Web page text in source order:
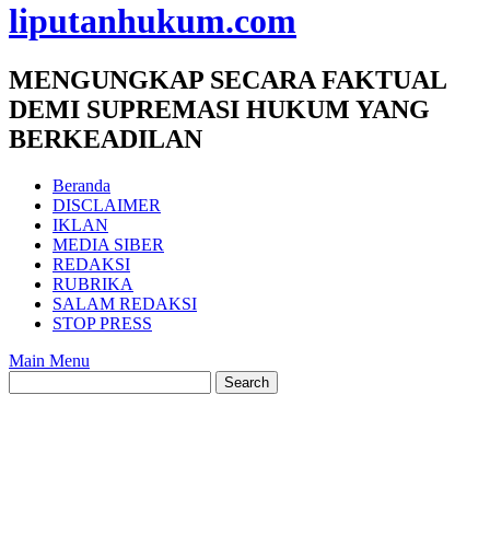
liputanhukum.com
MENGUNGKAP SECARA FAKTUAL
DEMI SUPREMASI HUKUM YANG
BERKEADILAN
Beranda
DISCLAIMER
IKLAN
MEDIA SIBER
REDAKSI
RUBRIKA
SALAM REDAKSI
STOP PRESS
Main Menu